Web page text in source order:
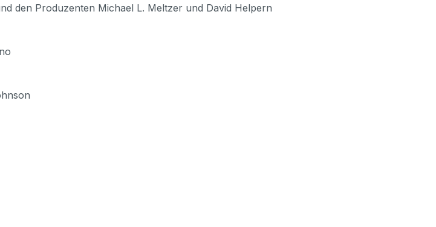
den Produzenten Michael L. Meltzer und David Helpern